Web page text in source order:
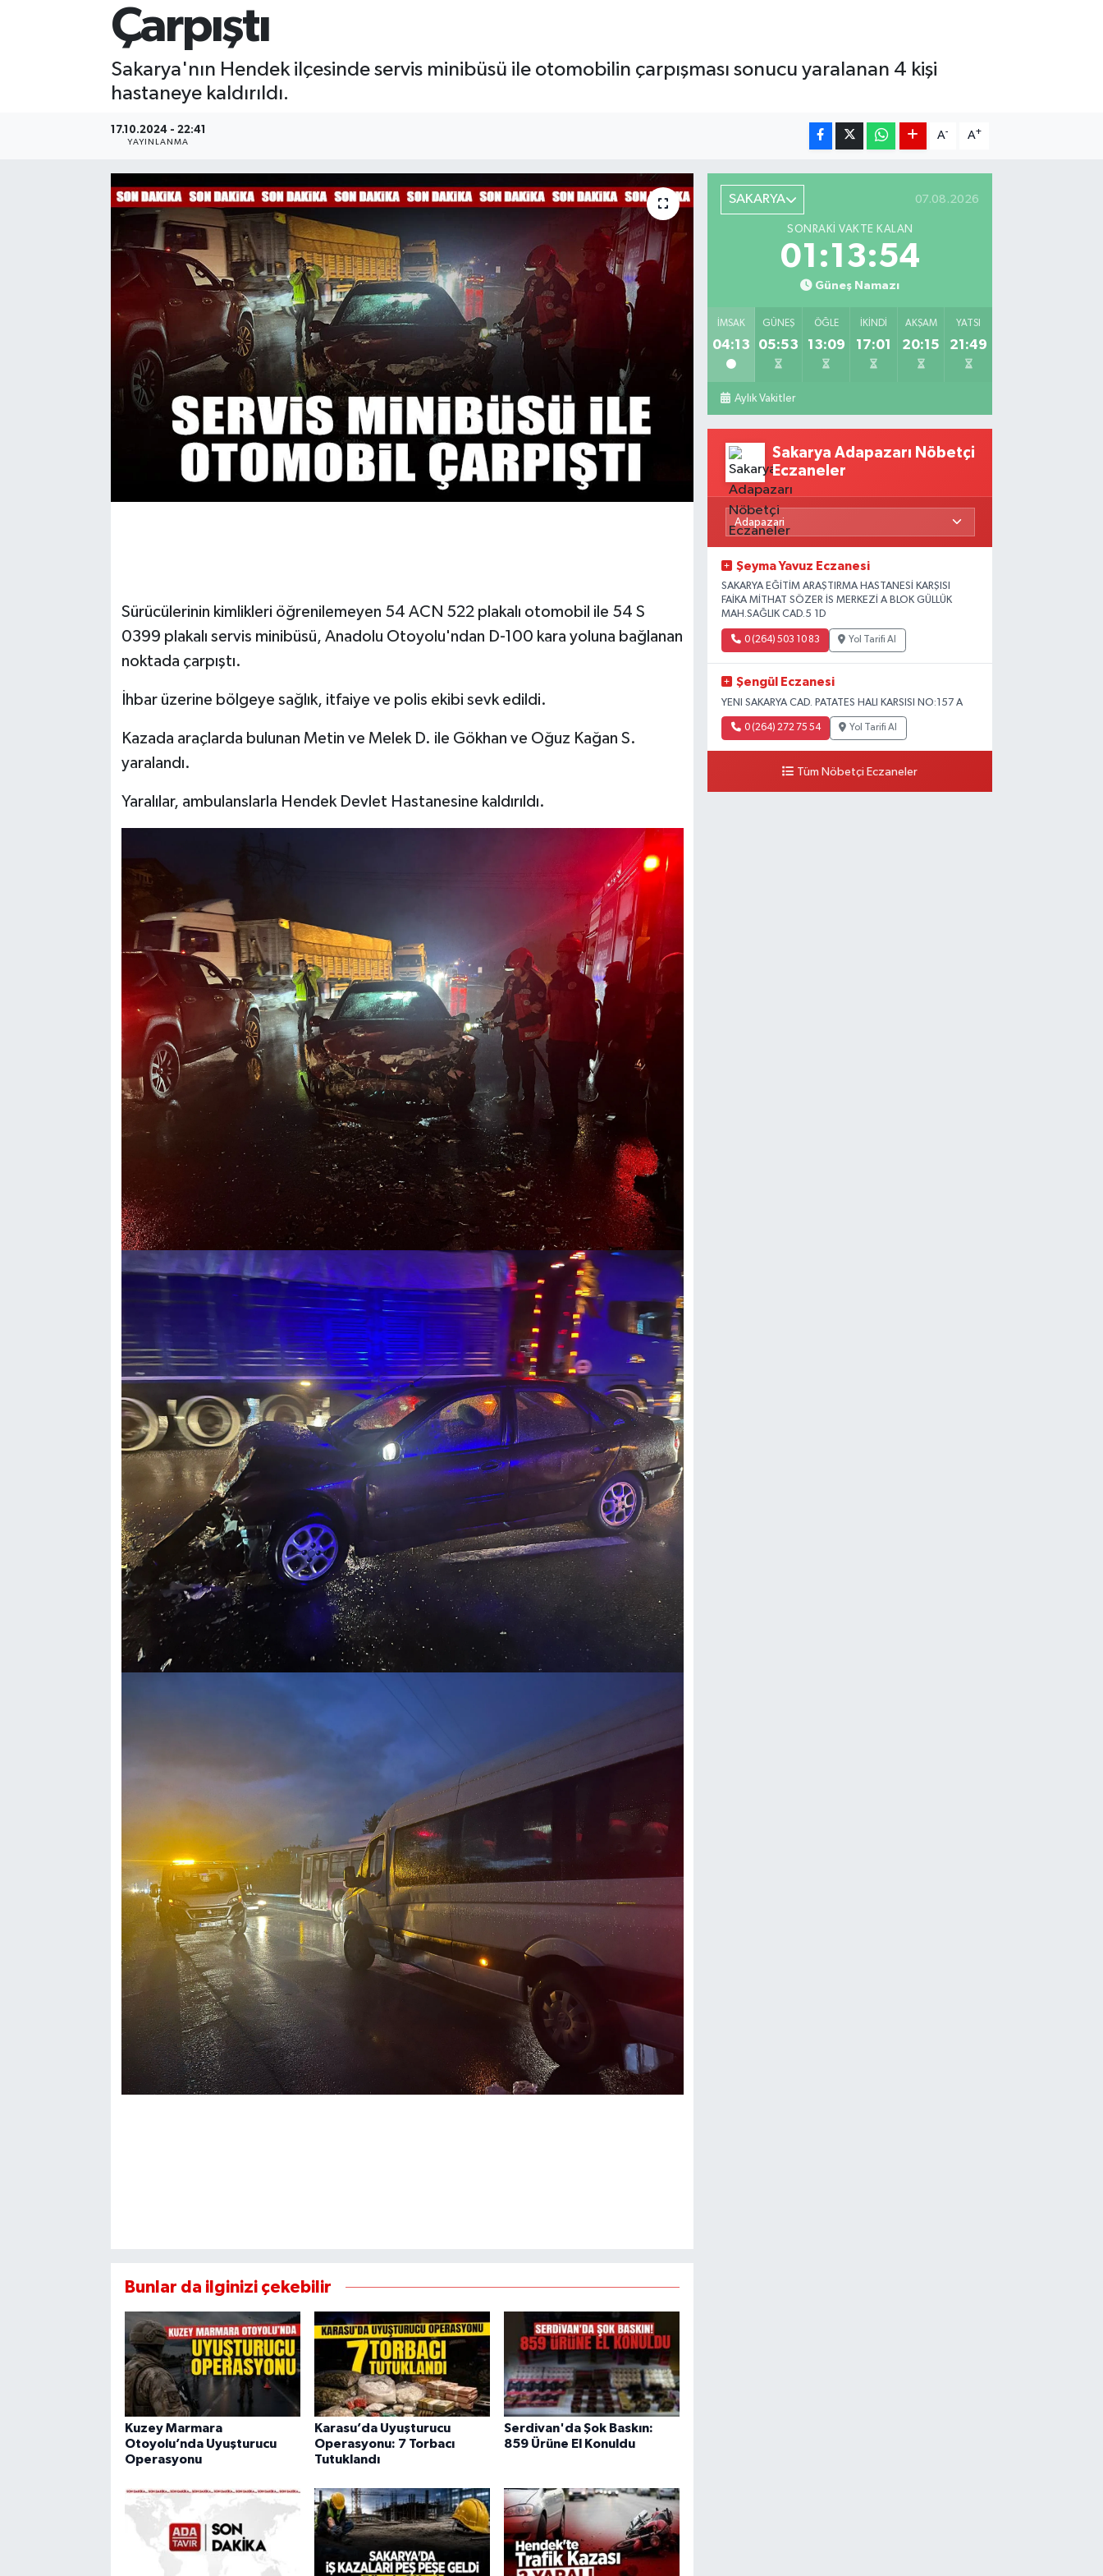
Çarpıştı
Sakarya'nın Hendek ilçesinde servis minibüsü ile otomobilin çarpışması sonucu yaralanan 4 kişi
hastaneye kaldırıldı.
17.10.2024 - 22:41
YAYINLANMA
A- A+
Sürücülerinin kimlikleri öğrenilemeyen 54 ACN 522 plakalı otomobil ile 54 S
0399 plakalı servis minibüsü, Anadolu Otoyolu'ndan D-100 kara yoluna bağlanan
noktada çarpıştı.
İhbar üzerine bölgeye sağlık, itfaiye ve polis ekibi sevk edildi.
Kazada araçlarda bulunan Metin ve Melek D. ile Gökhan ve Oğuz Kağan S.
yaralandı.
Yaralılar, ambulanslarla Hendek Devlet Hastanesine kaldırıldı.
Bunlar da ilginizi çekebilir
Kuzey Marmara
Otoyolu’nda Uyuşturucu
Operasyonu
Karasu’da Uyuşturucu
Operasyonu: 7 Torbacı
Tutuklandı
Serdivan'da Şok Baskın:
859 Ürüne El Konuldu
SAKARYA 07.08.2026
SONRAKI VAKTE KALAN
01:13:52
Güneş Namazı
İMSAK
04:13
GÜNEŞ
05:53
ÖĞLE
13:09
İKINDI
17:01
AKŞAM
20:15
YATSI
21:49
Aylık Vakitler
Sakarya Adapazarı Nöbetçi
Eczaneler
Şeyma Yavuz Eczanesi
SAKARYA EĞİTİM ARAŞTIRMA HASTANESİ KARŞISI
FAİKA MİTHAT SÖZER İS MERKEZİ A BLOK GÜLLÜK
MAH.SAĞLIK CAD.5 1D
0 (264) 503 10 83 Yol Tarifi Al
Şengül Eczanesi
YENI SAKARYA CAD. PATATES HALI KARSISI NO:157 A
0 (264) 272 75 54 Yol Tarifi Al
Tüm Nöbetçi Eczaneler